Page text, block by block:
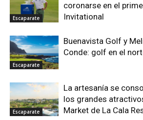
Escaparate
coronarse en el
Invitational
Escaparate
Buenavista Golf y
Conde: golf en el
Escaparate
La artesanía se
los grandes
Market de La Cala